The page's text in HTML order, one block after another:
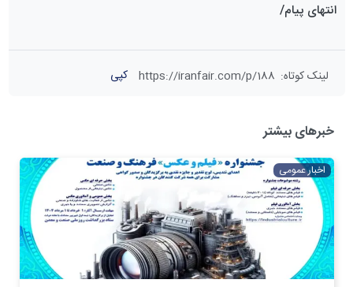
انتهای پیام/
لینک کوتاه:
https://iranfair.com/p/188 کپی
خبرهای بیشتر
اخبار عمومی